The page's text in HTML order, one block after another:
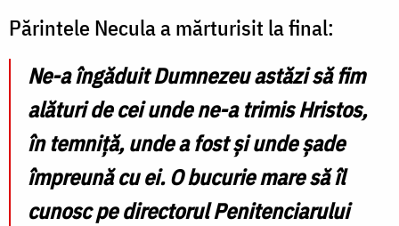
Părintele Necula a mărturisit la final:
Ne-a îngăduit Dumnezeu astăzi să fim
alături de cei unde ne-a trimis Hristos,
în temniță, unde a fost și unde șade
împreună cu ei. O bucurie mare să îl
cunosc pe directorul Penitenciarului